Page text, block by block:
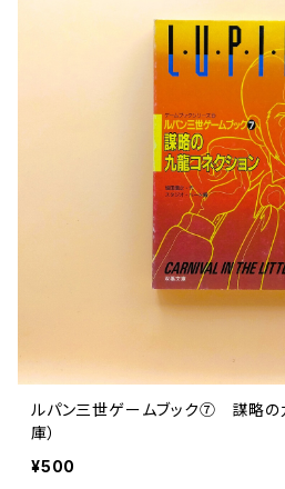
ルパン三世ゲームブック⑦ 謀略の
庫）
¥500